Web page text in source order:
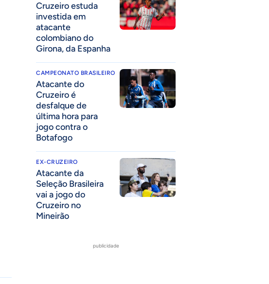
Cruzeiro estuda
investida em
atacante
colombiano do
Girona, da Espanha
CAMPEONATO BRASILEIRO
Atacante do
Cruzeiro é
desfalque de
última hora para
jogo contra o
Botafogo
EX-CRUZEIRO
Atacante da
Seleção Brasileira
vai a jogo do
Cruzeiro no
Mineirão
publicidade